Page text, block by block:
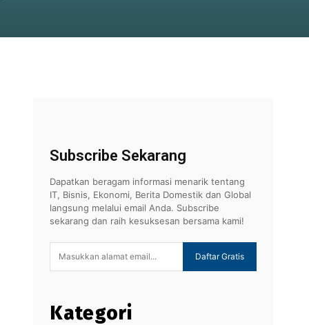
Subscribe Sekarang
Dapatkan beragam informasi menarik tentang
IT, Bisnis, Ekonomi, Berita Domestik dan Global
langsung melalui email Anda. Subscribe
sekarang dan raih kesuksesan bersama kami!
Daftar Gratis
Kategori